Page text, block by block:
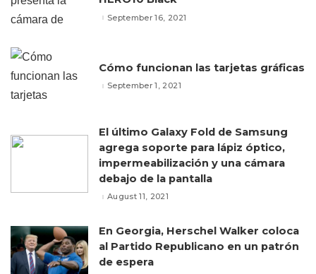
September 16, 2021
Cómo funcionan las tarjetas gráficas
September 1, 2021
El último Galaxy Fold de Samsung
agrega soporte para lápiz óptico,
impermeabilización y una cámara
debajo de la pantalla
August 11, 2021
En Georgia, Herschel Walker coloca
al Partido Republicano en un patrón
de espera